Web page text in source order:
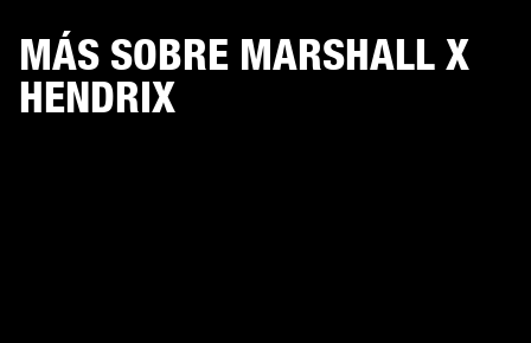
MÁS SOBRE MARSHALL X
HENDRIX